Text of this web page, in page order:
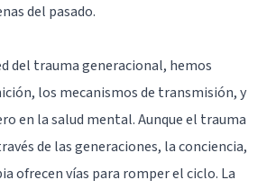
del pasado.
del trauma generacional, hemos
los mecanismos de transmisión, y
en la salud mental. Aunque el trauma
de las generaciones, la conciencia,
ofrecen vías para romper el ciclo. La